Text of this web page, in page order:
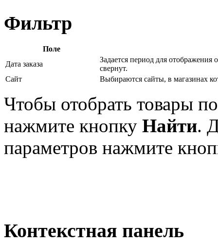
Фильтр
Поле
Дата заказа
Задается период для отображения
свернут.
Сайт
Выбираются сайты, в магазинах
Чтобы отобрать товары
нажмите кнопку Найти.
параметров нажмите
Контекстная панель